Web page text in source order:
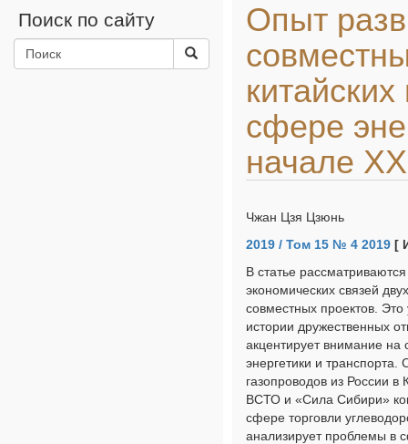
Поиск по сайту
Опыт
сфере
начале
Чжан Цзя Цзюнь
2019 / Том 15 № 4 2019 [
В статье
экономических связей
совместных проектов.
истории дружественных
акцентирует внимание на
энергетики и транспорта.
газопроводов из России
ВСТО и «Сила Сибири»
сфере торговли
анализирует проблемы в